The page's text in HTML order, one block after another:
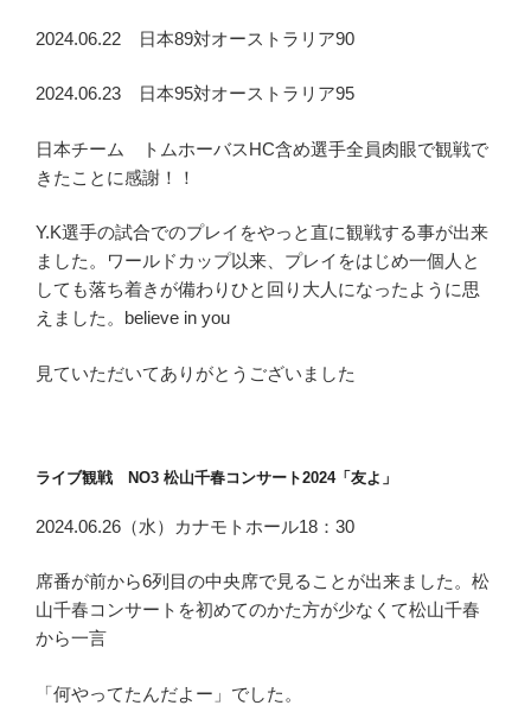
2024.06.22 日本89対オーストラリア90
2024.06.23 日本95対オーストラリア95
日本チーム トムホーバスHC含め選手全員肉眼で観戦で
きたことに感謝！！
Y.K選手の試合でのプレイをやっと直に観戦する事が出来
ました。ワールドカップ以来、プレイをはじめ一個人と
しても落ち着きが備わりひと回り大人になったように思
えました。believe in you
見ていただいてありがとうございました
ライブ観戦 NO3 松山千春コンサート2024「友よ」
2024.06.26（水）カナモトホール18：30
席番が前から6列目の中央席で見ることが出来ました。松
山千春コンサートを初めてのかた方が少なくて松山千春
から一言
「何やってたんだよー」でした。